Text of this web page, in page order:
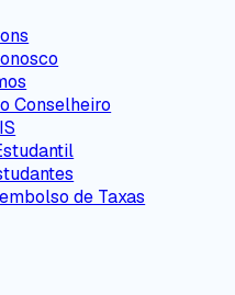
Conselheiro
de Taxas